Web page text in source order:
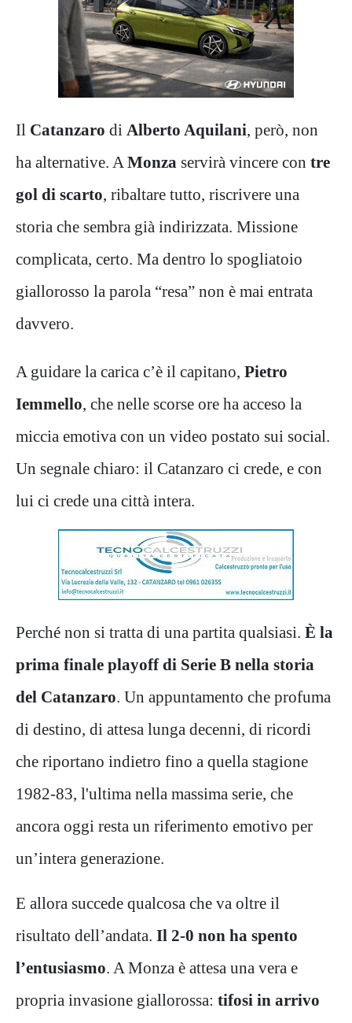
Il Catanzaro di Alberto Aquilani, però, non
ha alternative. A Monza servirà vincere con tre
gol di scarto, ribaltare tutto, riscrivere una
storia che sembra già indirizzata. Missione
complicata, certo. Ma dentro lo spogliatoio
giallorosso la parola “resa” non è mai entrata
davvero.
A guidare la carica c’è il capitano, Pietro
Iemmello, che nelle scorse ore ha acceso la
miccia emotiva con un video postato sui social.
Un segnale chiaro: il Catanzaro ci crede, e con
lui ci crede una città intera.
Perché non si tratta di una partita qualsiasi. È la
prima finale playoff di Serie B nella storia
del Catanzaro. Un appuntamento che profuma
di destino, di attesa lunga decenni, di ricordi
che riportano indietro fino a quella stagione
1982-83, l'ultima nella massima serie, che
ancora oggi resta un riferimento emotivo per
un’intera generazione.
E allora succede qualcosa che va oltre il
risultato dell’andata. Il 2-0 non ha spento
l’entusiasmo. A Monza è attesa una vera e
propria invasione giallorossa: tifosi in arrivo